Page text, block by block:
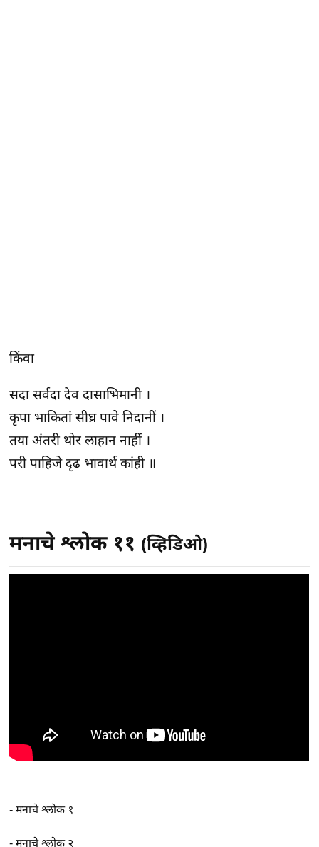
किंवा
सदा सर्वदा देव दासाभिमानी ।
कृपा भाकितां सीघ्र पावे निदानीं ।
तया अंतरी थोर लाहान नाहीं ।
परी पाहिजे दृढ भावार्थ कांही ॥
मनाचे श्लोक ११ (व्हिडिओ)
-मनाचे श्लोक १
-मनाचे श्लोक २